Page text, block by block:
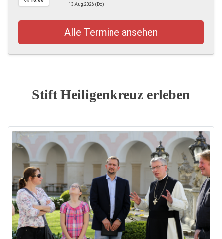
13.Aug.2026 (Do)
Alle Termine ansehen
Stift Heiligenkreuz erleben